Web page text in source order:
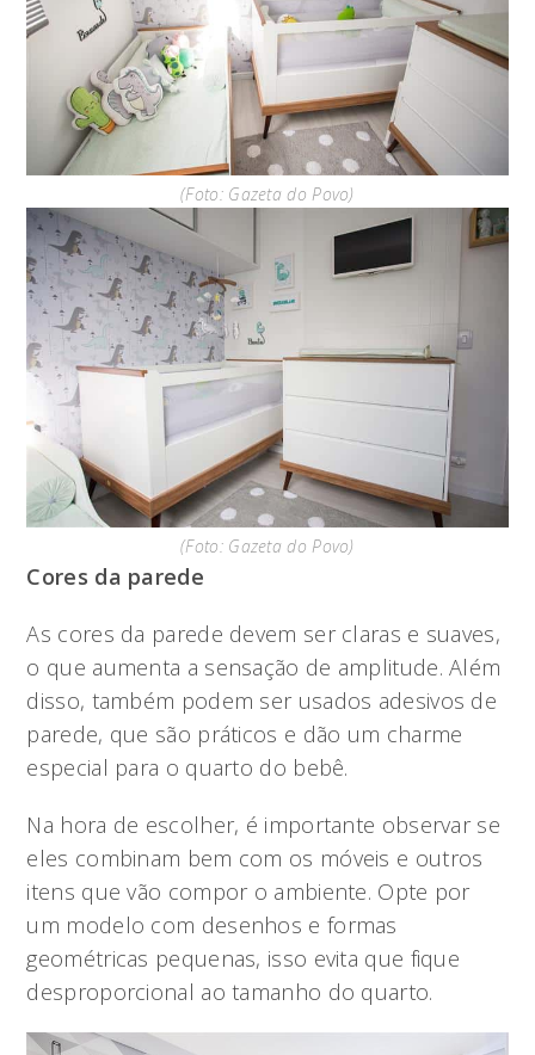
(Foto: Gazeta do Povo)
(Foto: Gazeta do Povo)
Cores da parede
As cores da parede devem ser claras e suaves,
o que aumenta a sensação de amplitude. Além
disso, também podem ser usados adesivos de
parede, que são práticos e dão um charme
especial para o quarto do bebê.
Na hora de escolher, é importante observar se
eles combinam bem com os móveis e outros
itens que vão compor o ambiente. Opte por
um modelo com desenhos e formas
geométricas pequenas, isso evita que fique
desproporcional ao tamanho do quarto.